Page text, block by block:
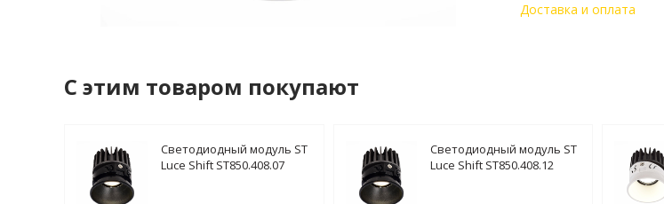
Доставка и оплата
C этим товаром покупают
Светодиодный модуль ST
Luce Shift ST850.408.07
Светодиодный модуль ST
Luce Shift ST850.408.12